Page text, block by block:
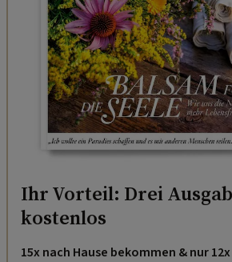
Ihr Vorteil: Drei
kostenlos
15x nach Hause bekommen & nur